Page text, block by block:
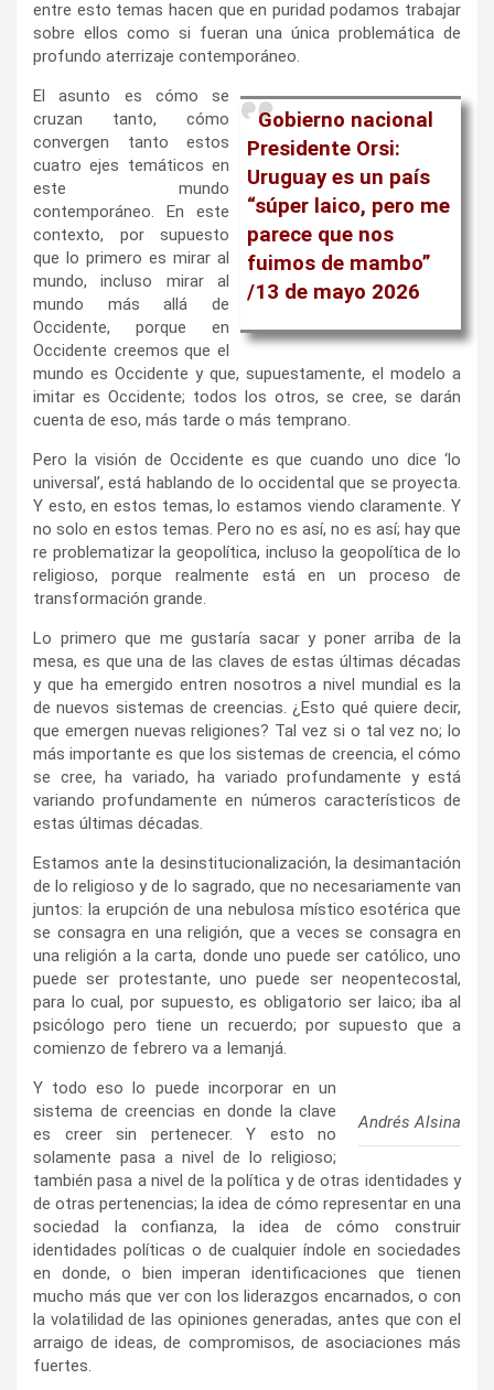
entre esto temas hacen que en puridad podamos trabajar
sobre ellos como si fueran una única problemática de
profundo aterrizaje contemporáneo.
Gobierno nacional
Presidente Orsi:
Uruguay es un país
“súper laico, pero me
parece que nos
fuimos de mambo”
/13 de mayo 2026
El asunto es cómo se
cruzan tanto, cómo
convergen tanto estos
cuatro ejes temáticos en
este mundo
contemporáneo. En este
contexto, por supuesto
que lo primero es mirar al
mundo, incluso mirar al
mundo más allá de
Occidente, porque en
Occidente creemos que el
mundo es Occidente y que, supuestamente, el modelo a
imitar es Occidente; todos los otros, se cree, se darán
cuenta de eso, más tarde o más temprano.
Pero la visión de Occidente es que cuando uno dice ‘lo
universal’, está hablando de lo occidental que se proyecta.
Y esto, en estos temas, lo estamos viendo claramente. Y
no solo en estos temas. Pero no es así, no es así; hay que
re problematizar la geopolítica, incluso la geopolítica de lo
religioso, porque realmente está en un proceso de
transformación grande.
Lo primero que me gustaría sacar y poner arriba de la
mesa, es que una de las claves de estas últimas décadas
y que ha emergido entren nosotros a nivel mundial es la
de nuevos sistemas de creencias. ¿Esto qué quiere decir,
que emergen nuevas religiones? Tal vez si o tal vez no; lo
más importante es que los sistemas de creencia, el cómo
se cree, ha variado, ha variado profundamente y está
variando profundamente en números característicos de
estas últimas décadas.
Estamos ante la desinstitucionalización, la desimantación
de lo religioso y de lo sagrado, que no necesariamente van
juntos: la erupción de una nebulosa místico esotérica que
se consagra en una religión, que a veces se consagra en
una religión a la carta, donde uno puede ser católico, uno
puede ser protestante, uno puede ser neopentecostal,
para lo cual, por supuesto, es obligatorio ser laico; iba al
psicólogo pero tiene un recuerdo; por supuesto que a
comienzo de febrero va a Iemanjá.
Andrés Alsina
Y todo eso lo puede incorporar en un
sistema de creencias en donde la clave
es creer sin pertenecer. Y esto no
solamente pasa a nivel de lo religioso;
también pasa a nivel de la política y de otras identidades y
de otras pertenencias; la idea de cómo representar en una
sociedad la confianza, la idea de cómo construir
identidades políticas o de cualquier índole en sociedades
en donde, o bien imperan identificaciones que tienen
mucho más que ver con los liderazgos encarnados, o con
la volatilidad de las opiniones generadas, antes que con el
arraigo de ideas, de compromisos, de asociaciones más
fuertes.